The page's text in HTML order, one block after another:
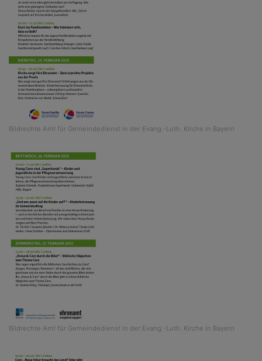
Bildrechte Amt für Gemeindedienst in der Evang.-Luth. Kirche in Bayern
Bildrechte Amt für Gemeindedienst in der Evang.-Luth. Kirche in Bayern